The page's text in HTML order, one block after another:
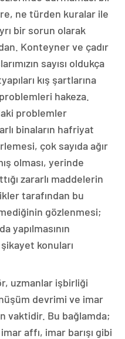
ne türden kuralar ile
bir sorun olarak
Konteyner ve çadır
sayısı oldukça
kış şartlarına
hakeza.
problemler
binaların hafriyat
çok sayıda ağır
olması, yerinde
zararlı maddelerin
tarafından bu
gözlenmesi;
yapılmasının
konuları
uzmanlar işbirliği
devrimi ve imar
vaktidir. Bu bağlamda;
affı, imar barışı gibi